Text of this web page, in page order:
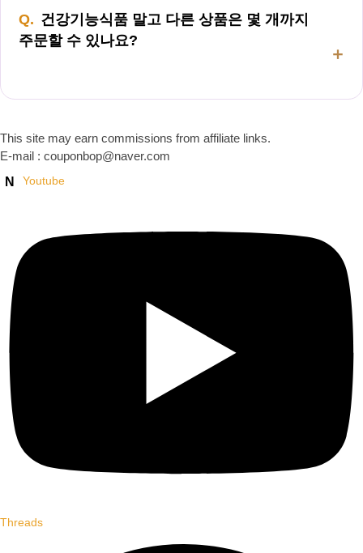
건강기능식품 말고 다른 상품은 몇 개까지
주문할 수 있나요?
This site may earn commissions from affiliate links.
E-mail : couponbop@naver.com
N
Youtube
Threads